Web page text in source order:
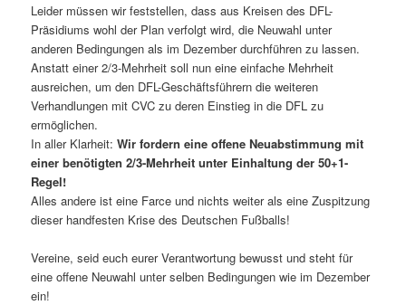
Leider müssen wir feststellen, dass aus Kreisen des DFL-
Präsidiums wohl der Plan verfolgt wird, die Neuwahl unter
anderen Bedingungen als im Dezember durchführen zu lassen.
Anstatt einer 2/3-Mehrheit soll nun eine einfache Mehrheit
ausreichen, um den DFL-Geschäftsführern die weiteren
Verhandlungen mit CVC zu deren Einstieg in die DFL zu
ermöglichen.
In aller Klarheit:Wir fordern eine offene Neuabstimmung mit
einer benötigten 2/3-Mehrheit unter Einhaltung der 50+1-
Regel!
Alles andere ist eine Farce und nichts weiter als eine Zuspitzung
dieser handfesten Krise des Deutschen Fußballs!
Vereine, seid euch eurer Verantwortung bewusst und steht für
eine offene Neuwahl unter selben Bedingungen wie im Dezember
ein!